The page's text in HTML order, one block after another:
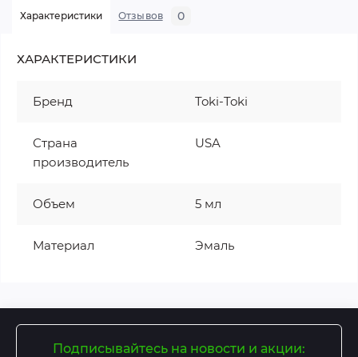
Характеристики Отзывов 0
ХАРАКТЕРИСТИКИ
Бренд Toki-Toki
Страна
производитель
USA
Объем 5 мл
Материал Эмаль
Подписывайтесь на новости и акции: